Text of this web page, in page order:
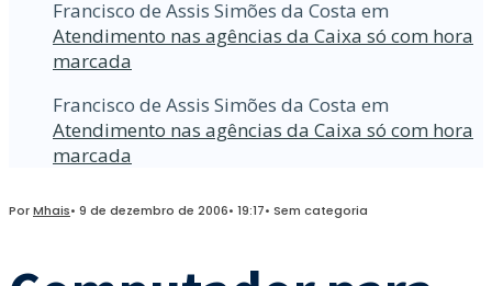
Francisco de Assis Simões da Costa em
Atendimento nas agências da Caixa só com hora
marcada
Francisco de Assis Simões da Costa em
Atendimento nas agências da Caixa só com hora
marcada
PorMhais• 9 de dezembro de 2006• 19:17• Sem categoria